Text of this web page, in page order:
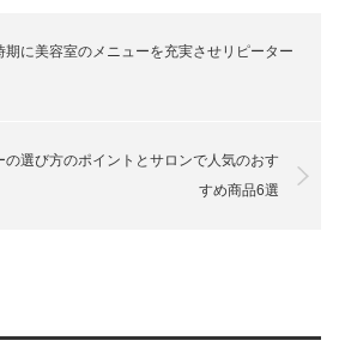
．】とは
を使えば気になる傷みを最小限まで
は発色が良く、髪に優しいシアバタ
草エキスを配合してカラーをしなが
に美容室のメニューを充実させリピーター
選び方のポイントとサロンで人気のおす
すめ商品6選